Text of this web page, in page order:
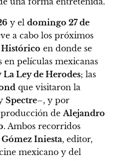
y el domingo 27 de
a cabo los próximos
en donde se
en películas mexicanas
La Ley de Herodes; las
que visitaron la
Spectre–, y por
de Alejandro
. Ambos recorridos
Iniesta, editor,
mexicano y del